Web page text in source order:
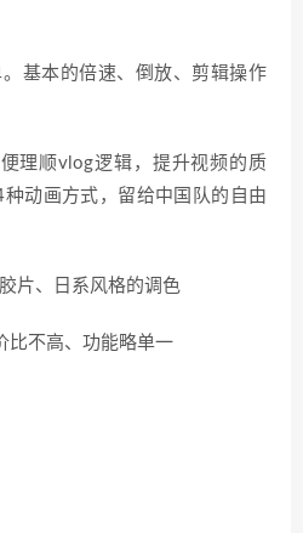
基本的倍速、倒放、剪辑操作
理顺vlog逻辑，提升视频的质
动画方式，留给中国队的自由
片、日系风格的调色
比不高、功能略单一